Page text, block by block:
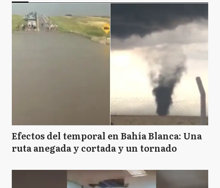
Efectos del temporal en Bahía Blanca: Una
ruta anegada y cortada y un tornado